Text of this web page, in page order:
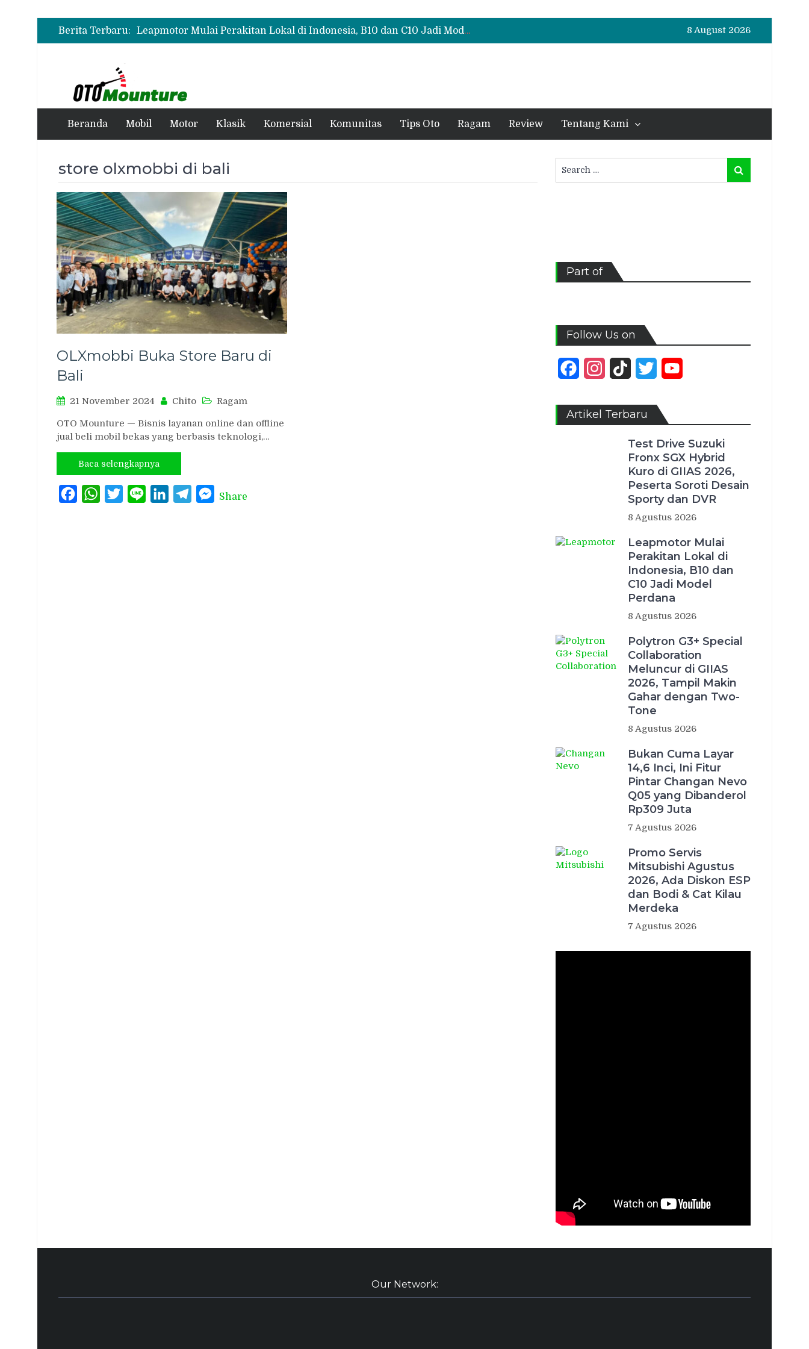
Berita Terbaru:
Test Drive Suzuki Fronx SGX Hybrid Kuro di GIIAS 2026, Peserta Soroti Desain Sporty dan DVR
Leapmotor Mulai Perakitan Lokal di Indonesia, B10 dan C10 Jadi Model Perdana
Polytron G3+ Special Collaboration Meluncur di GIIAS 2026, Tampil Makin Gahar dengan Two-Tone
8 August 2026
Beranda Mobil Motor Klasik Komersial Komunitas Tips Oto Ragam Review Tentang Kami
store olxmobbi di bali
OLXmobbi Buka Store Baru di
Bali
21 November 2024 Chito Ragam
OTO Mounture — Bisnis layanan online dan offline
jual beli mobil bekas yang berbasis teknologi,…
Baca selengkapnya
FacebookWhatsAppTwitterLine LinkedInTelegramMessenger
Share
for:
Search
Part of
Follow Us on
FacebookInstagram
TikTok Twitter
Artikel Terbaru
Test Drive Suzuki
Fronx SGX Hybrid
Kuro di GIIAS 2026,
Peserta Soroti Desain
Sporty dan DVR
8 Agustus 2026
Leapmotor Mulai
Perakitan Lokal di
Indonesia, B10 dan
C10 Jadi Model
Perdana
8 Agustus 2026
Polytron G3+ Special
Collaboration
Meluncur di GIIAS
2026, Tampil Makin
Gahar dengan Two-
Tone
8 Agustus 2026
Bukan Cuma Layar
14,6 Inci, Ini Fitur
Pintar Changan Nevo
Q05 yang Dibanderol
Rp309 Juta
7 Agustus 2026
Promo Servis
Mitsubishi Agustus
2026, Ada Diskon ESP
dan Bodi & Cat Kilau
Merdeka
7 Agustus 2026
Our Network: